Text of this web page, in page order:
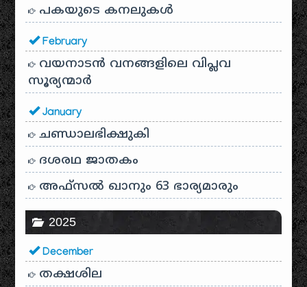
പകയുടെ കനലുകൾ
February
വയനാടൻ വനങ്ങളിലെ വിപ്ലവ
സൂര്യന്മാർ
January
ചണ്ഡാലഭിക്ഷുകി
ദശരഥ ജാതകം
അഫ്സൽ ഖാനും 63 ഭാര്യമാരും
2025
December
തക്ഷശില